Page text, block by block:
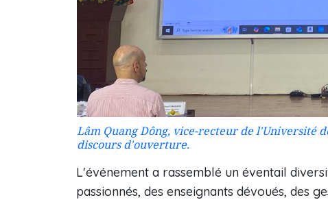
Lâm Quang Dông, vice-recteur de l'Université
discours d'ouverture.
L'événement a rassemblé un éventail
passionnés, des enseignants dévoués, des